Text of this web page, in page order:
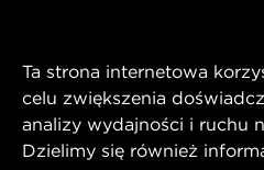
MANN+HUMMEL FT
ul. Wrocławska 145,
Ta strona internetowa
celu zwiększenia
analizy wydajności i ruchu
Dzielimy się również